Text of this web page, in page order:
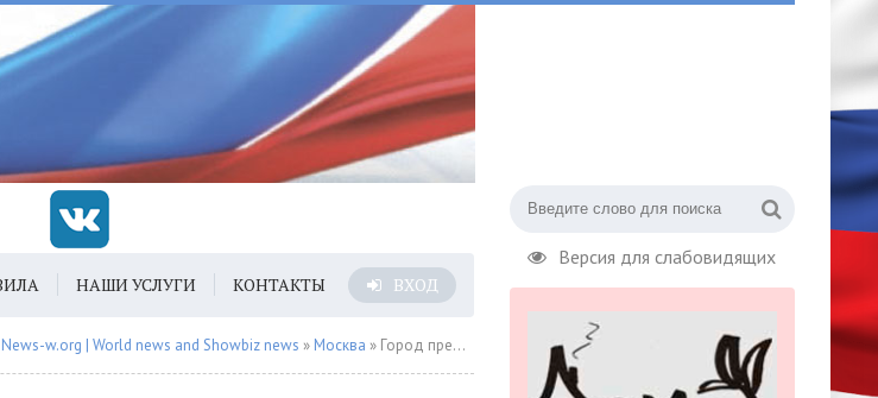
Версия для слабовидящих
НАШИ УСЛУГИ КОНТАКТЫ ВХОД
w.org | World news and Showbiz news » Москва » Город предоставил столичным застройщикам поддержку более чем на 9 миллиардов рублей